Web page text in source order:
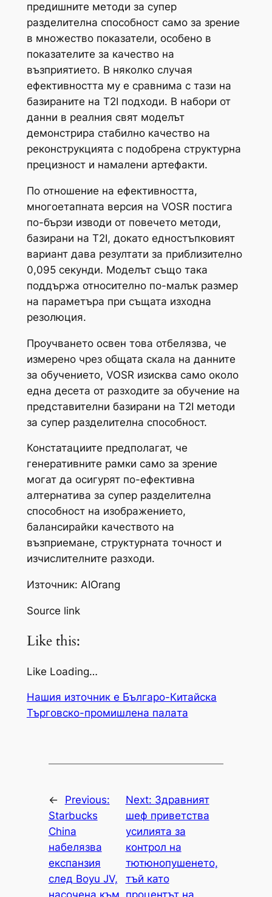
предишните методи за супер
разделителна способност само за зрение
в множество показатели, особено в
показателите за качество на
възприятието. В няколко случая
ефективността му е сравнима с тази на
базираните на T2I подходи. В набори от
данни в реалния свят моделът
демонстрира стабилно качество на
реконструкцията с подобрена структурна
прецизност и намалени артефакти.
По отношение на ефективността,
многоетапната версия на VOSR постига
по-бързи изводи от повечето методи,
базирани на T2I, докато едностъпковият
вариант дава резултати за приблизително
0,095 секунди. Моделът също така
поддържа относително по-малък размер
на параметъра при същата изходна
резолюция.
Проучването освен това отбелязва, че
измерено чрез общата скала на данните
за обучението, VOSR изисква само около
една десета от разходите за обучение на
представителни базирани на T2I методи
за супер разделителна способност.
Констатациите предполагат, че
генеративните рамки само за зрение
могат да осигурят по-ефективна
алтернатива за супер разделителна
способност на изображението,
балансирайки качеството на
възприемане, структурната точност и
изчислителните разходи.
Източник: AIOrang
Source link
Like this:
Like Loading…
Нашия източник е Българо-Китайска
Търговско-промишлена палaта
←
Previous:
Starbucks
China
набелязва
експанзия
след Boyu JV,
Next: Здравният
шеф приветства
усилията за
контрол на
тютюнопушенето,
тъй като